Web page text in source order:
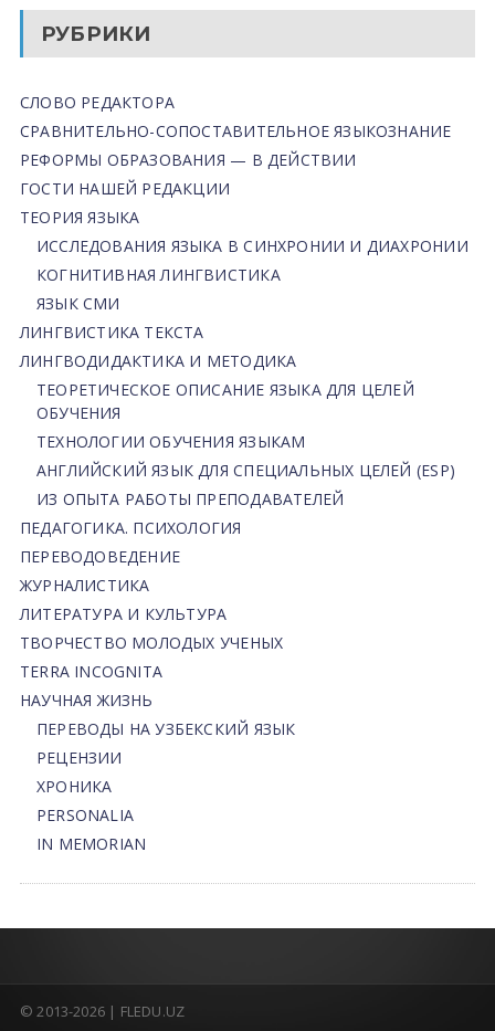
РУБРИКИ
СЛОВО РЕДАКТОРА
СРАВНИТЕЛЬНО-СОПОСТАВИТЕЛЬНОЕ ЯЗЫКОЗНАНИЕ
РЕФОРМЫ ОБРАЗОВАНИЯ — В ДЕЙСТВИИ
ГОСТИ НАШЕЙ РЕДАКЦИИ
ТЕОРИЯ ЯЗЫКА
ИССЛЕДОВАНИЯ ЯЗЫКА В СИНХРОНИИ И ДИАХРОНИИ
КОГНИТИВНАЯ ЛИНГВИСТИКА
ЯЗЫК СМИ
ЛИНГВИСТИКА ТЕКСТА
ЛИНГВОДИДАКТИКА И МЕТОДИКА
ТЕОРЕТИЧЕСКОЕ ОПИСАНИЕ ЯЗЫКА ДЛЯ ЦЕЛЕЙ
ОБУЧЕНИЯ
ТЕХНОЛОГИИ ОБУЧЕНИЯ ЯЗЫКАМ
АНГЛИЙСКИЙ ЯЗЫК ДЛЯ СПЕЦИАЛЬНЫХ ЦЕЛЕЙ (ESP)
ИЗ ОПЫТА РАБОТЫ ПРЕПОДАВАТЕЛЕЙ
ПЕДАГОГИКА. ПСИХОЛОГИЯ
ПЕРЕВОДОВЕДЕНИЕ
ЖУРНАЛИСТИКА
ЛИТЕРАТУРА И КУЛЬТУРА
ТВОРЧЕСТВО МОЛОДЫХ УЧЕНЫХ
TERRA INCOGNITA
НАУЧНАЯ ЖИЗНЬ
ПЕРЕВОДЫ НА УЗБЕКСКИЙ ЯЗЫК
РЕЦЕНЗИИ
ХРОНИКА
PERSONALIA
IN MEMORIAN
© 2013-2026 | FLEDU.UZ